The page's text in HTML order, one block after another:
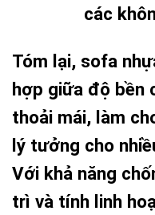
các
Tóm lại, sofa
hợp giữa độ bền
thoải mái, làm
lý tưởng cho
Với khả năng
trì và tính linh